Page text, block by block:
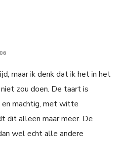
maar ik denk dat ik het in het
zou doen. De taart is
machtig, met witte
dit alleen maar meer. De
wel echt alle andere